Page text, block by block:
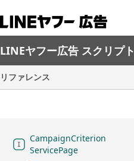
LINEヤフー広告 スクリプト
リファレンス
CampaignCriterion
ServicePage